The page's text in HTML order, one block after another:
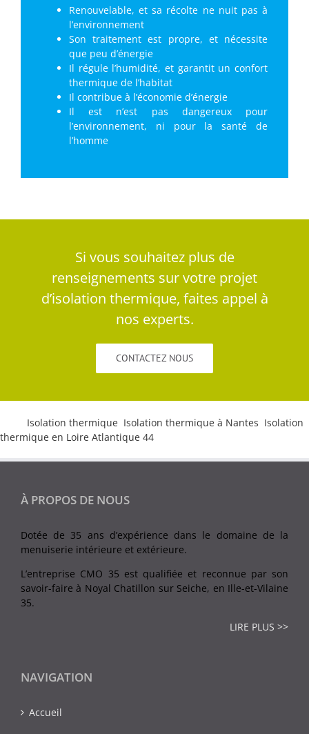
Renouvelable, et sa récolte ne nuit pas à
l’environnement
Son traitement est propre, et nécessite
que peu d’énergie
Il régule l’humidité, et garantit un confort
thermique de l’habitat
Il contribue à l’économie d’énergie
Il est n’est pas dangereux pour
l’environnement, ni pour la santé de
l’homme
Si vous souhaitez plus de
renseignements sur votre projet
d’isolation thermique, faites appel à
nos experts.
CONTACTEZ NOUS
Isolation thermique Isolation thermique à Nantes Isolation
thermique en Loire Atlantique 44
À PROPOS DE NOUS
Dotée de 35 ans d’expérience dans le domaine de la
menuiserie intérieure et extérieure.
L’entreprise CMO 35 est qualifiée et reconnue par son
savoir-faire à Noyal Chatillon sur Seiche, en Ille-et-Vilaine
35.
LIRE PLUS >>
NAVIGATION
Accueil